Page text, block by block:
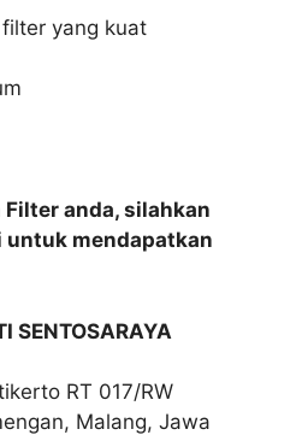
yang kuat
anda, silahkan
mendapatkan
SENTOSARAYA
RT 017/RW
Malang, Jawa